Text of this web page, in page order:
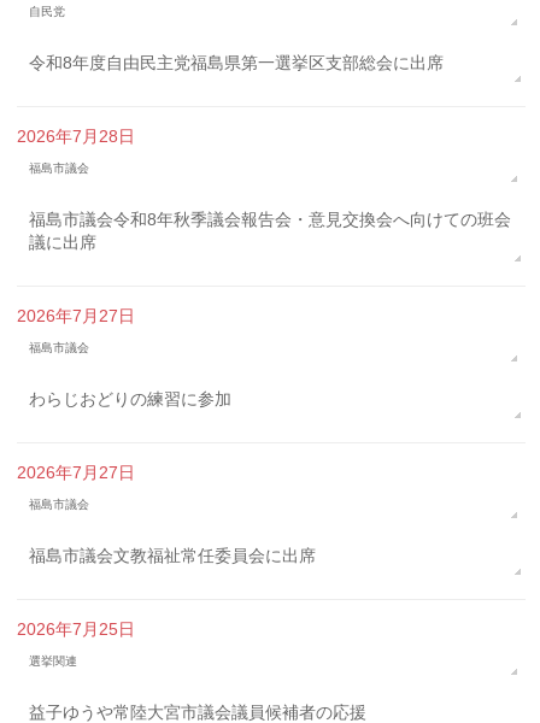
自民党
令和8年度自由民主党福島県第一選挙区支部総会に出席
2026年7月28日
福島市議会
福島市議会令和8年秋季議会報告会・意見交換会へ向けての班会
議に出席
2026年7月27日
福島市議会
わらじおどりの練習に参加
2026年7月27日
福島市議会
福島市議会文教福祉常任委員会に出席
2026年7月25日
選挙関連
益子ゆうや常陸大宮市議会議員候補者の応援